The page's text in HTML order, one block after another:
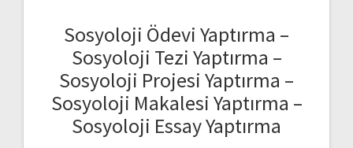
Sosyoloji Ödevi Yaptırma –
Sosyoloji Tezi Yaptırma –
Sosyoloji Projesi Yaptırma –
Sosyoloji Makalesi Yaptırma –
Sosyoloji Essay Yaptırma